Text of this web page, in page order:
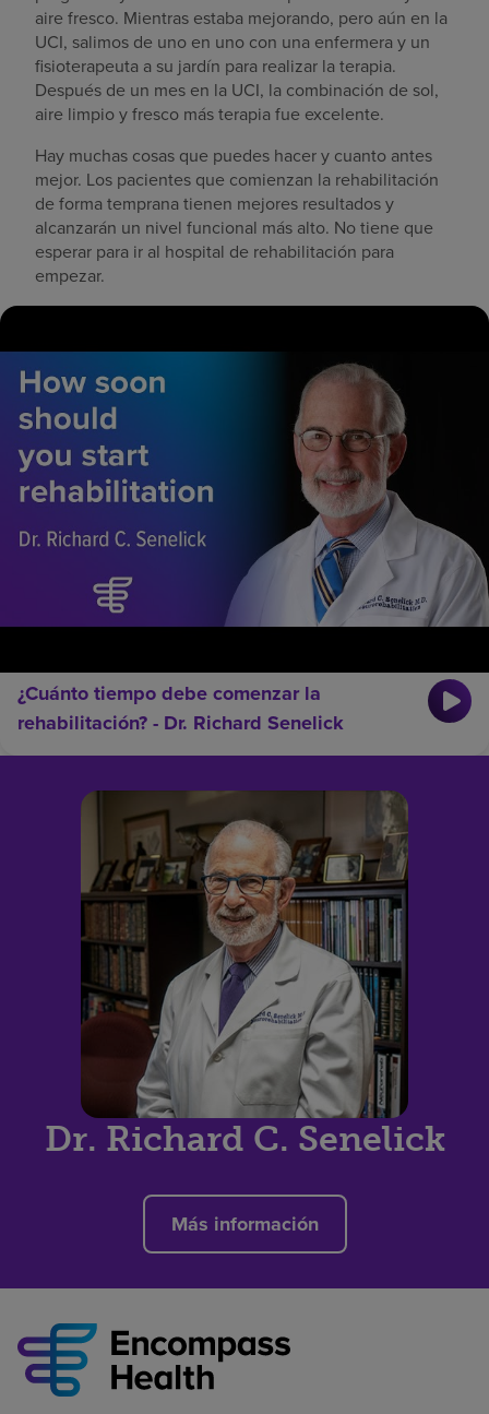
aire fresco. Mientras estaba mejorando, pero aún en la
UCI, salimos de uno en uno con una enfermera y un
fisioterapeuta a su jardín para realizar la terapia.
Después de un mes en la UCI, la combinación de sol,
aire limpio y fresco más terapia fue excelente.
Hay muchas cosas que puedes hacer y cuanto antes
mejor. Los pacientes que comienzan la rehabilitación
de forma temprana tienen mejores resultados y
alcanzarán un nivel funcional más alto. No tiene que
esperar para ir al hospital de rehabilitación para
empezar.
¿Cuánto tiempo debe comenzar la
rehabilitación? - Dr. Richard Senelick
Dr. Richard C. Senelick
Más información